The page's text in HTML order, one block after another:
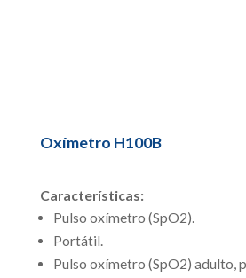
Oxímetro H100B
Características:
Pulso oxímetro (SpO2).
Portátil.
Pulso oxímetro (SpO2) adulto,